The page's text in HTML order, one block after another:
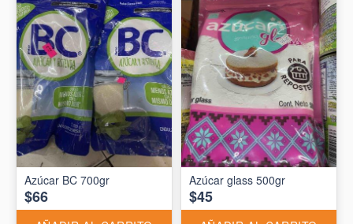
Azúcar BC 700gr
$66
Azúcar glass 500gr
$45